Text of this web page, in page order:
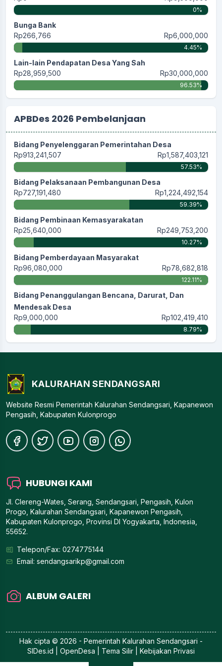
0%
Bunga Bank
Rp266,766
Rp6,000,000
4.45%
Lain-lain Pendapatan Desa Yang Sah
Rp28,959,500
Rp30,000,000
96.53%
APBDes 2026 Pembelanjaan
Bidang Penyelenggaran Pemerintahan Desa
Rp913,241,507
Rp1,587,403,121
57.53%
Bidang Pelaksanaan Pembangunan Desa
Rp727,191,480
Rp1,224,492,154
59.39%
Bidang Pembinaan Kemasyarakatan
Rp25,640,000
Rp249,753,200
10.27%
Bidang Pemberdayaan Masyarakat
Rp96,080,000
Rp78,682,818
122.11%
Bidang Penanggulangan Bencana, Darurat, Dan
Mendesak Desa
Rp9,000,000
Rp102,419,410
8.79%
KALURAHAN SENDANGSARI
Website Resmi Pemerintah Kalurahan Sendangsari, Kapanewon
Pengasih, Kabupaten Kulonprogo
HUBUNGI KAMI
Jl. Clereng-Wates, Serang, Sendangsari, Pengasih, Kulon
Progo, Kalurahan Sendangsari, Kapanewon Pengasih,
Kabupaten Kulonprogo, Provinsi DI Yogyakarta, Indonesia,
55652.
Telepon/Fax: 0274775144
Email: sendangsarikp@gmail.com
ALBUM GALERI
Hak cipta © 2026 - Pemerintah Kalurahan Sendangsari -
SIDes.id
| OpenDesa | Tema Silir | Kebijakan Privasi